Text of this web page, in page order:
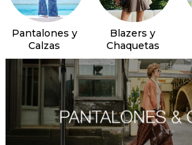
Pantalones y
Calzas
Blazers y
Chaquetas